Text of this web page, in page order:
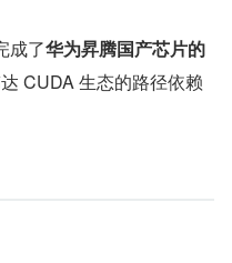
成了华为昇腾国产芯片的
CUDA 生态的路径依赖